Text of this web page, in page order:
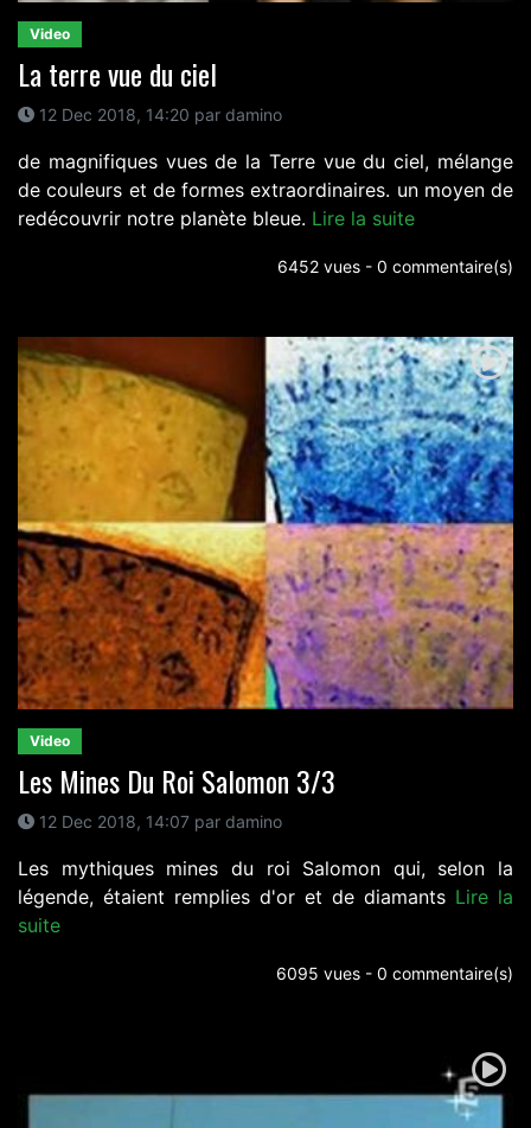
Video
La terre vue du ciel
12 Dec 2018, 14:20 par damino
de magnifiques vues de la Terre vue du ciel, mélange
de couleurs et de formes extraordinaires. un moyen de
redécouvrir notre planète bleue. Lire la suite
6452 vues - 0 commentaire(s)
Video
Les Mines Du Roi Salomon 3/3
12 Dec 2018, 14:07 par damino
Les mythiques mines du roi Salomon qui, selon la
légende, étaient remplies d'or et de diamants Lire la
suite
6095 vues - 0 commentaire(s)